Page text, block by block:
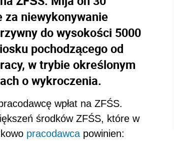
za niewykonywanie
do wysokości 5000
pochodzącego od
w trybie określonym
o wykroczenia.
wpłat na ZFŚS.
środków ZFŚS, które w
pracodawca powinien: